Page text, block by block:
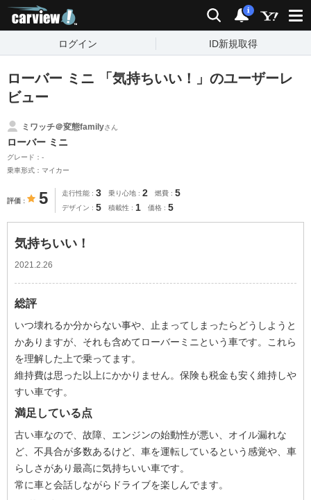
検索 通知
i
ログイン ID新規取得
ローバー ミニ 「気持ちいい！」のユーザーレ
ビュー
ミワッチ＠変態familyさん
ローバー ミニ
グレード：-
乗車形式：マイカー
評価 5 走行性能 3 乗り心地 2 燃費 5
デザイン 5 積載性 1 価格 5
気持ちいい！
2021.2.26
総評
いつ壊れるか分からない事や、止まってしまったらどうしようと
かありますが、それも含めてローバーミニという車です。これら
を理解した上で乗ってます。
維持費は思った以上にかかりません。保険も税金も安く維持しや
すい車です。
満足している点
古い車なので、故障、エンジンの始動性が悪い、オイル漏れな
ど、不具合が多数あるけど、車を運転しているという感覚や、車
らしさがあり最高に気持ちいい車です。
常に車と会話しながらドライブを楽しんでます。